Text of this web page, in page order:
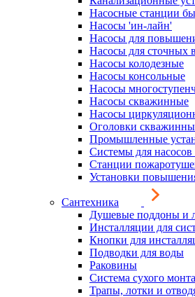
Насосные станции
Насосы 'ин-лайн'
Насосы для
Насосы для сточных
Насосы колодезные
Насосы консольные
Насосы
Насосы скважинные
Насосы
Оголовки
Промышленные
Системы для
Станции
Установки
Сантехника
Душевые поддоны и
Инсталляции для
Кнопки для
Подводки для воды
Раковины
Система сухого
Трапы, лотки и